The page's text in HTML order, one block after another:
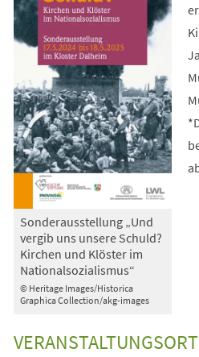
© Heritage Images/Historica
Graphica Collection/akg-images
Sonderausstellung „Und
vergib uns unsere Schuld?
Kirchen und Klöster im
Nationalsozialismus“
VERANSTALTUNGSORT